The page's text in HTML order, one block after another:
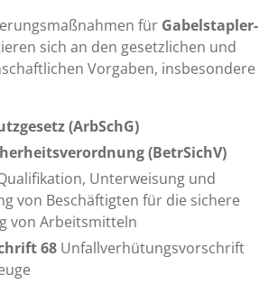
für Gabelstapler-
sich an den gesetzlichen und
Vorgaben, insbesondere
(ArbSchG)
(BetrSichV)
Unterweisung und
von Beschäftigten für die sichere
von Arbeitsmitteln
68 Unfallverhütungsvorschrift